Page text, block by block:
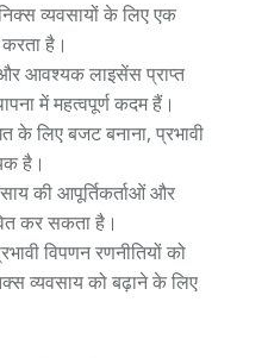
व्यवसायों के लिए एक
है।
आवश्यक लाइसेंस प्राप्त
में महत्वपूर्ण कदम हैं।
के लिए बजट बनाना, प्रभावी
है।
की आपूर्तिकर्ताओं और
कर सकता है।
विपणन रणनीतियों को
व्यवसाय को बढ़ाने के लिए